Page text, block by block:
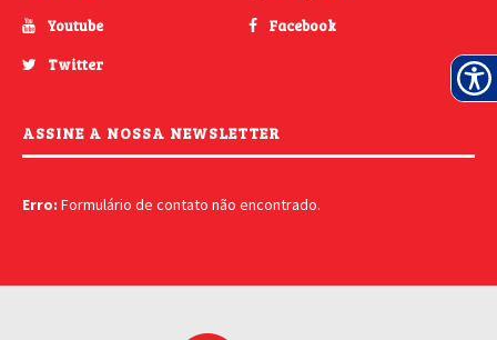
Youtube
Facebook
Twitter
ASSINE A NOSSA NEWSLETTER
Erro: Formulário de contato não encontrado.